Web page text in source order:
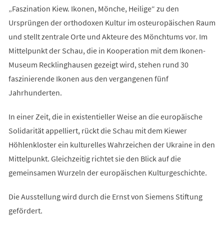
„Faszination Kiew. Ikonen, Mönche, Heilige“ zu den
Ursprüngen der orthodoxen Kultur im osteuropäischen Raum
und stellt zentrale Orte und Akteure des Mönchtums vor. Im
Mittelpunkt der Schau, die in Kooperation mit dem Ikonen-
Museum Recklinghausen gezeigt wird, stehen rund 30
faszinierende Ikonen aus den vergangenen fünf
Jahrhunderten.
In einer Zeit, die in existentieller Weise an die europäische
Solidarität appelliert, rückt die Schau mit dem Kiewer
Höhlenkloster ein kulturelles Wahrzeichen der Ukraine in den
Mittelpunkt. Gleichzeitig richtet sie den Blick auf die
gemeinsamen Wurzeln der europäischen Kulturgeschichte.
Die Ausstellung wird durch die Ernst von Siemens Stiftung
gefördert.